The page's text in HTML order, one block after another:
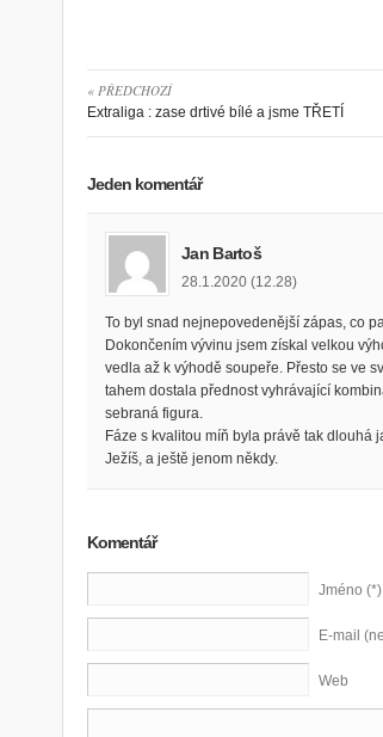
« PŘEDCHOZÍ
Extraliga : zase drtivé bílé a jsme TŘETÍ
Jeden komentář
Jan Bartoš
28.1.2020 (12.28)
To byl snad nejnepovedenější zápas, co
Dokončením vývinu jsem získal velkou
vedla až k výhodě soupeře. Přesto se ve
tahem dostala přednost vyhrávající
sebraná figura.
Fáze s kvalitou míň byla právě tak dlouhá
Ježíš, a ještě jenom někdy.
Komentář
Jméno (*)
E-mail
Web